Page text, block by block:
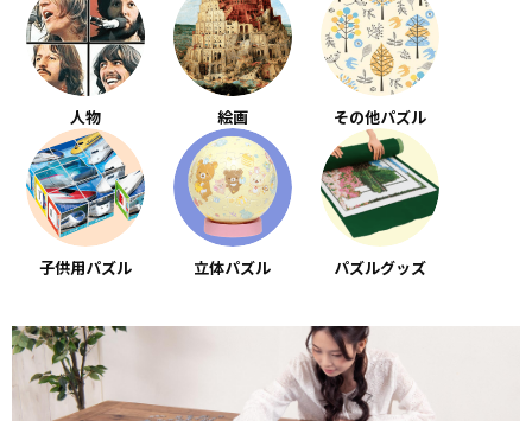
人物 絵画 その他パズル
子供用パズル 立体パズル パズルグッズ